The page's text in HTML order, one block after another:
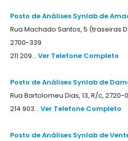
Posto de Análises Synlab de
Rua Machado Santos, 5 (traseiras
2700-339
211 209... Ver Telefone Completo
Posto de Análises Synlab de
Rua Bartolomeu Dias, 13, R/c, 2720-
214 903... Ver Telefone Completo
Posto de Análises Synlab de